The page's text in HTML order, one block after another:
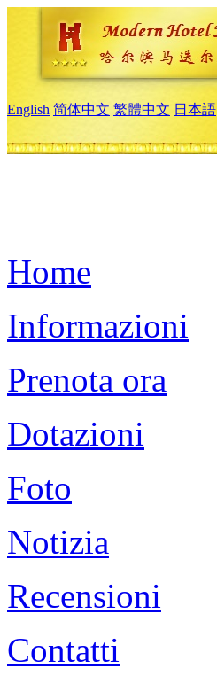
English 简体中文 繁體中文 日本語
Home
Informazioni
Prenota ora
Dotazioni
Foto
Notizia
Recensioni
Contatti